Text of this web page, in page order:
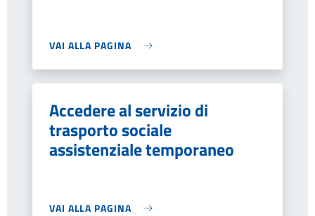
VAI ALLA PAGINA
Accedere al servizio di
trasporto sociale
assistenziale temporaneo
VAI ALLA PAGINA